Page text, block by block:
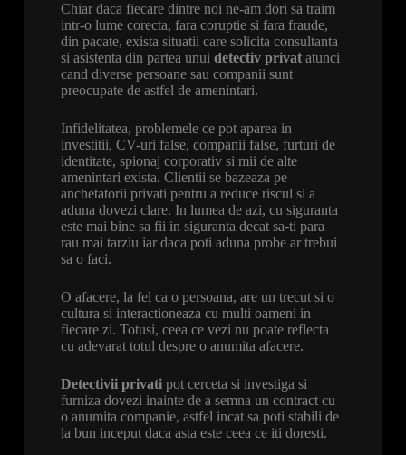
Chiar daca fiecare dintre noi ne-am dori sa traim
intr-o lume corecta, fara coruptie si fara fraude,
din pacate, exista situatii care solicita consultanta
si asistenta din partea unui detectiv privat atunci
cand diverse persoane sau companii sunt
preocupate de astfel de amenintari.
Infidelitatea, problemele ce pot aparea in
investitii, CV-uri false, companii false, furturi de
identitate, spionaj corporativ si mii de alte
amenintari exista. Clientii se bazeaza pe
anchetatorii privati pentru a reduce riscul si a
aduna dovezi clare. In lumea de azi, cu siguranta
este mai bine sa fii in siguranta decat sa-ti para
rau mai tarziu iar daca poti aduna probe ar trebui
sa o faci.
O afacere, la fel ca o persoana, are un trecut si o
cultura si interactioneaza cu multi oameni in
fiecare zi. Totusi, ceea ce vezi nu poate reflecta
cu adevarat totul despre o anumita afacere.
Detectivii privatipot cerceta si investiga si
furniza dovezi inainte de a semna un contract cu
o anumita companie, astfel incat sa poti stabili de
la bun inceput daca asta este ceea ce iti doresti.